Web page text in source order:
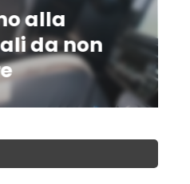
alla
da non